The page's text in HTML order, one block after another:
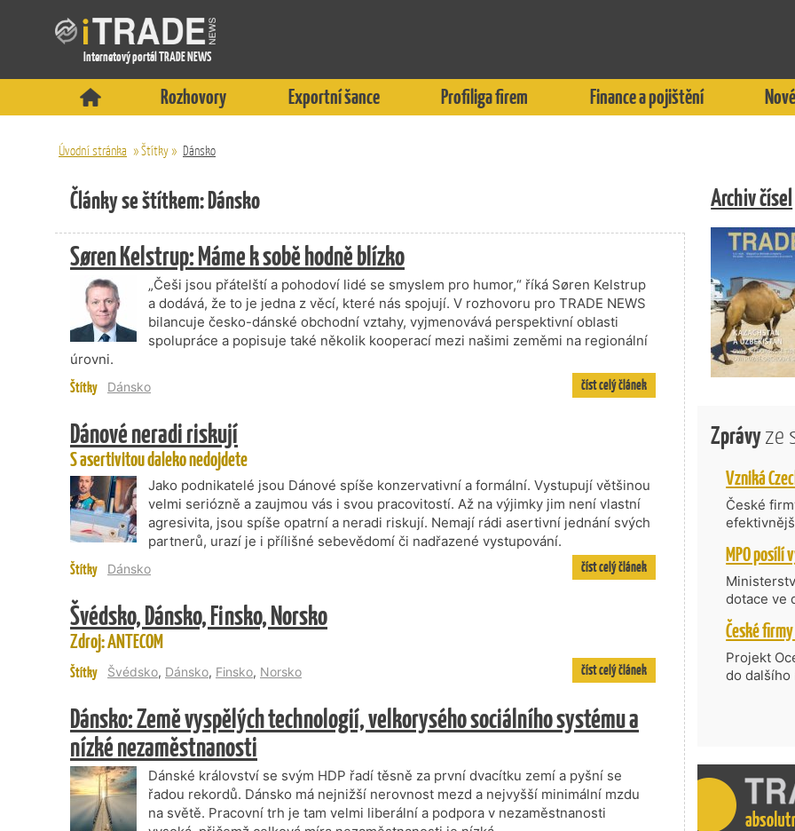
Internetový portál TRADE NEWS
Rozhovory Exportní šance Profiliga firem Finance a pojištění
Úvodní stránka »Štítky» Dánsko
Články se štítkem: Dánsko
Søren Kelstrup: Máme k sobě hodně blízko
„Češi jsou přátelští a pohodoví lidé se smyslem pro humor,“ říká Søren Kelstrup
a dodává, že to je jedna z věcí, které nás spojují. V rozhovoru pro TRADE NEWS
bilancuje česko-dánské obchodní vztahy, vyjmenovává perspektivní oblasti
spolupráce a popisuje také několik kooperací mezi našimi zeměmi na regionální
úrovni.
Štítky Dánsko číst celý článek
Dánové neradi riskují
S asertivitou daleko nedojdete
Jako podnikatelé jsou Dánové spíše konzervativní a formální. Vystupují většinou
velmi seriózně a zaujmou vás i svou pracovitostí. Až na výjimky jim není vlastní
agresivita, jsou spíše opatrní a neradi riskují. Nemají rádi asertivní jednání svých
partnerů, urazí je i přílišné sebevědomí či nadřazené vystupování.
Štítky Dánsko číst celý článek
Švédsko, Dánsko, Finsko, Norsko
Zdroj: ANTECOM
Štítky Švédsko, Dánsko, Finsko, Norsko číst celý článek
Dánsko: Země vyspělých technologií, velkorysého sociálního systému a
nízké nezaměstnanosti
Dánské království se svým HDP řadí těsně za první dvacítku zemí a pyšní se
řadou rekordů. Dánsko má nejnižší nerovnost mezd a nejvyšší minimální mzdu
na světě. Pracovní trh je tam velmi liberální a podpora v nezaměstnanosti
Archiv čísel
Zprávyze
České
nabídne
zahraniční
dotace ve
Transfer,
Částkou
umělé
do
Projekt
do dalšího
prosazují
nejen
příběh.